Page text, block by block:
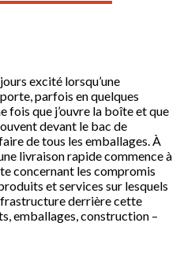
excité lorsqu’une
parfois en quelques
fois que j’ouvre la boîte et que
devant le bac de
de tous les emballages. À
livraison rapide commence à
concernant les compromis
et services sur lesquels
derrière cette
emballages, construction –